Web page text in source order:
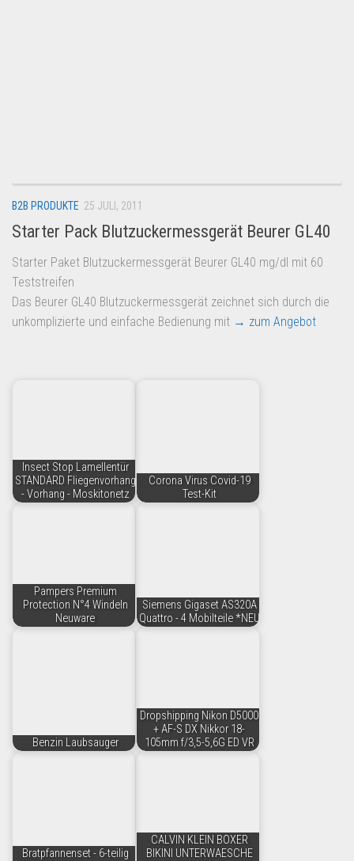
Anmelden
Kostenlos Registrieren
Newsletter
B2B PRODUKTE 25 JULI, 2011
Starter Pack Blutzuckermessgerät Beurer GL40
Starter Paket Blutzuckermessgerät Beurer GL40 mg/dl mit 60
Teststreifen
Das Beurer GL40 Blutzuckermessgerät zeichnet sich durch die
unkomplizierte und einfache Bedienung mit → zum Angebot
Insect Stop Lamellentür
STANDARD Fliegenvorhang
- Vorhang - Moskitonetz
Corona Virus Covid-19
Test-Kit
Pampers Premium
Protection N°4 Windeln
Neuware
Siemens Gigaset AS320A
Quattro - 4 Mobilteile *NEU
Benzin Laubsauger
Dropshipping Nikon D5000
+ AF-S DX Nikkor 18-
105mm f/3,5-5,6G ED VR
Bratpfannenset - 6-teilig
CALVIN KLEIN BOXER
BIKINI UNTERWAESCHE